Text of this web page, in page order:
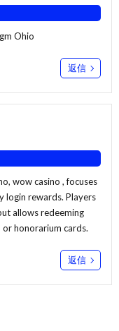
Ohio
返信
wow casino , focuses
login rewards. Players
allows redeeming
or honorarium cards.
返信